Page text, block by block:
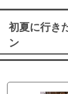
初夏に行き
ン